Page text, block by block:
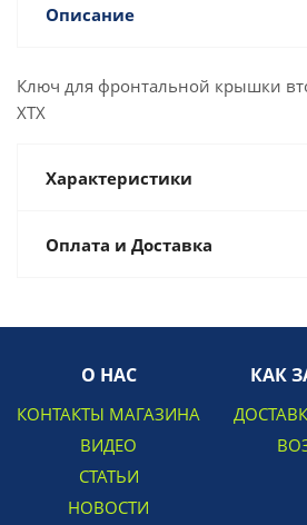
Описание
Ключ для фронтальной крышки
XTX
Характеристики
Оплата и Доставка
О НАС
КОНТАКТЫ МАГАЗИНА
ВИДЕО
СТАТЬИ
НОВОСТИ
КАК